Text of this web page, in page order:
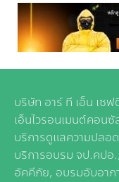
บริษัท อาร์ ที เอ็น เซ
เอ็นไวรอนเมนต์คอน
บริการดูแลความปลอ
บริการอบรม จป.คป
อัคคีภัย, อบรมอับอา